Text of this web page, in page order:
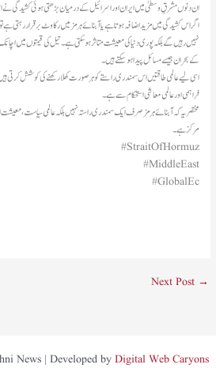
ان دنوں مشرقِ وسطیٰ میں ایران اور اسرائیل کے درمیان بڑھتی ہوئی کشیدگی نے اس
اگر اس کشیدگی میں مزید اضافہ ہوتا ہے یا آبنائے ہرمز میں رکاوٹ برقرار
نہیں رہیں گے بلکہ پوری دنیا کی معیشت متاثر ہو سکتی ہے۔ تیل کی قیمتوں میں
کے بحران جیسے مسائل پیدا ہو سکتے ہیں۔
اسی لیے عالمی طاقتیں اس سمندری راستے کو ہر صورت کھلا رکھنے کی کوشش کرتی ہیں،
فراہمی اور عالمی معاشی استحکام سے ہے۔
مختصر یہ کہ آبنائے ہرمز صرف ایک سمندری راستہ نہیں بلکہ عالمی سیاست، معیشت
مرکز ہے۔
#StraitOfHormuz
#MiddleEast
#GlobalEc
Next Post →
News | Developed by Digital Web Caryons